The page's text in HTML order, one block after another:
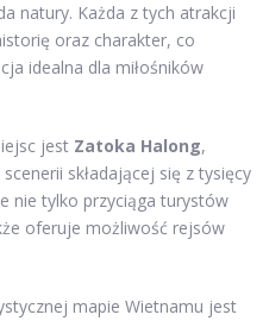
natury. Każda z tych atrakcji
oraz charakter, co
idealna dla miłośników
jest Zatoka Halong,
składającej się z tysięcy
nie tylko przyciąga turystów
oferuje możliwość rejsów
mapie Wietnamu jest